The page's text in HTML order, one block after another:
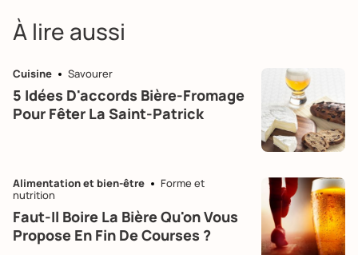
À lire aussi
Cuisine Savourer
5 Idées D'accords Bière-Fromage
Pour Fêter La Saint-Patrick
Alimentation et bien-être
Forme et
nutrition
Faut-Il Boire La Bière Qu'on Vous
Propose En Fin De Courses ?